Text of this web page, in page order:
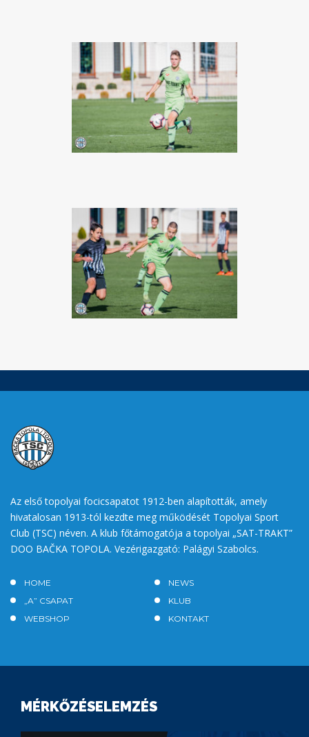
Az első topolyai focicsapatot 1912-ben alapították, amely
hivatalosan 1913-tól kezdte meg működését Topolyai Sport
Club (TSC) néven. A klub főtámogatója a topolyai „SAT-TRAKT”
DOO BAČKA TOPOLA. Vezérigazgató: Palágyi Szabolcs.
HOME
NEWS
„A” CSAPAT
KLUB
WEBSHOP
KONTAKT
MÉRKŐZÉSELEMZÉS